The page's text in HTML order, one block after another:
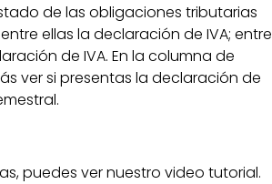
de las obligaciones tributarias
ellas la declaración de IVA; entre
de IVA. En la columna de
ver si presentas la declaración de
puedes ver nuestro video tutorial.